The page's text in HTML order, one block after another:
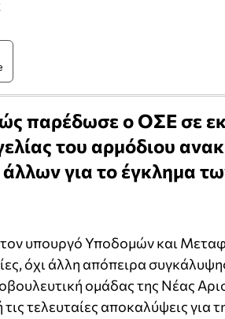
παρέδωσε ο ΟΣΕ σε
του αρμόδιου
άλλων για το έγκλημα
υπουργό Υποδομών και
όχι άλλη απόπειρα
ομάδας της Νέας
τελευταίες αποκαλύψεις για